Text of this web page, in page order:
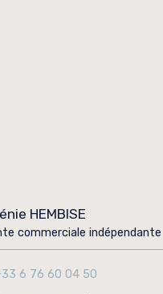
HEMBISE
commerciale indépendante
6 76 60 04 50